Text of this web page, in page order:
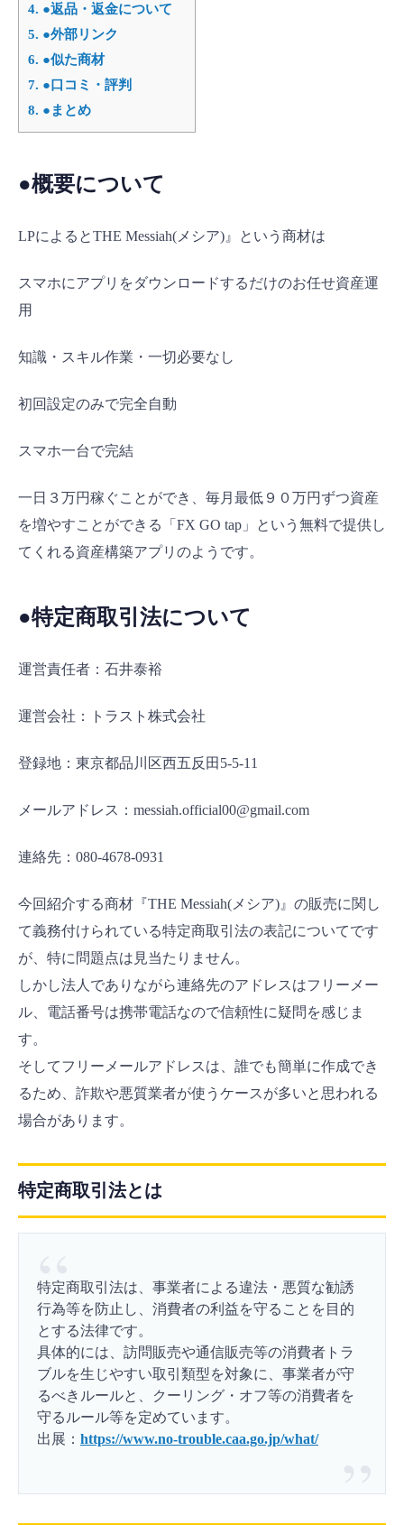
4. ●返品・返金について
5. ●外部リンク
6. ●似た商材
7. ●口コミ・評判
8. ●まとめ
●概要について
LPによるとTHE Messiah(メシア)』という商材は
スマホにアプリをダウンロードするだけのお任せ資産運
用
知識・スキル作業・一切必要なし
初回設定のみで完全自動
スマホ一台で完結
一日３万円稼ぐことができ、毎月最低９０万円ずつ資産
を増やすことができる「FX GO tap」という無料で提供し
てくれる資産構築アプリのようです。
●特定商取引法について
運営責任者：石井泰裕
運営会社：トラスト株式会社
登録地：東京都品川区西五反田5-5-11
メールアドレス：messiah.official00@gmail.com
連絡先：080-4678-0931
今回紹介する商材『THE Messiah(メシア)』の販売に関し
て義務付けられている特定商取引法の表記についてです
が、特に問題点は見当たりません。
しかし法人でありながら連絡先のアドレスはフリーメー
ル、電話番号は携帯電話なので信頼性に疑問を感じま
す。
そしてフリーメールアドレスは、誰でも簡単に作成でき
るため、詐欺や悪質業者が使うケースが多いと思われる
場合があります。
特定商取引法とは
特定商取引法は、事業者による違法・悪質な勧誘
行為等を防止し、消費者の利益を守ることを目的
とする法律です。
具体的には、訪問販売や通信販売等の消費者トラ
ブルを生じやすい取引類型を対象に、事業者が守
るべきルールと、クーリング・オフ等の消費者を
守るルール等を定めています。
出展： https://www.no-trouble.caa.go.jp/what/